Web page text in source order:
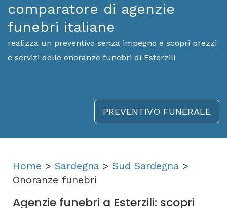
comparatore di agenzie
funebri italiane
realizza un preventivo senza impegno e scopri prezzi
e servizi delle onoranze funebri di Esterzili
PREVENTIVO FUNERALE
Home > Sardegna > Sud Sardegna >
Onoranze funebri
Agenzie funebri a Esterzili: scopri